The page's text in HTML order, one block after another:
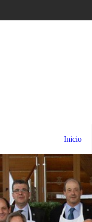
Inicio